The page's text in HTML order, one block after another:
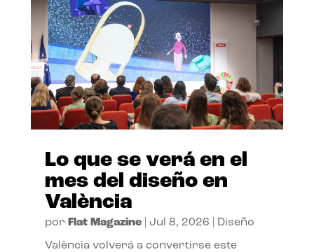
Lo que se verá en el
mes del diseño en
València
por Flat Magazine| Jul 8, 2026 Diseño
València volverá a convertirse este